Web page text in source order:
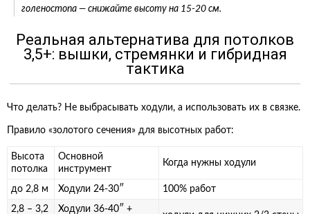
голеностопа — снижайте высоту на 15-20 см.
Реальная альтернатива для потолков
3,5+: вышки, стремянки и гибридная
тактика
Что делать? Не выбрасывать ходули, а использовать их в связке.
Правило «золотого сечения» для высотных работ:
Высота
потолка
Основной
инструмент
Когда нужны ходули
до 2,8 м Ходули 24-30″ 100% работ
2,8 – 3,2 Ходули 36-40″ +